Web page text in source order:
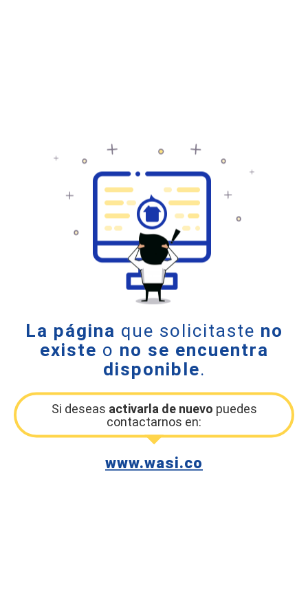
La página que solicitaste no
existe o no se encuentra
disponible.
Si deseas activarla de nuevo puedes
contactarnos en:
www.wasi.co